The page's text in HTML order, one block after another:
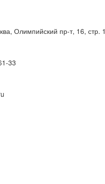
Олимпийский пр-т, 16, стр. 1
33